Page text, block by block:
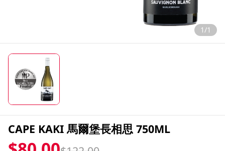
1/1
CAPE KAKI 馬爾堡長相思 750ML